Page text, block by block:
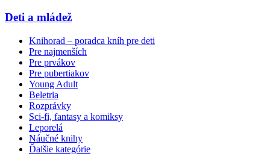
Deti a mládež
Knihorad – poradca kníh pre deti
Pre najmenších
Pre prvákov
Pre pubertiakov
Young Adult
Beletria
Rozprávky
Sci-fi, fantasy a komiksy
Leporelá
Náučné knihy
Ďalšie kategórie